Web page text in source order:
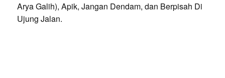
Arya Galih), Apik, Jangan Dendam, dan Berpisah Di
Ujung Jalan.